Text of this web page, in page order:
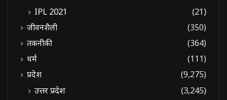
IPL 2021 (21)
जीवनशैली
(350)
तकनीकी
(364)
धर्म
(111)
प्रदेश
(9,275)
उत्तर प्रदेश
(3,245)